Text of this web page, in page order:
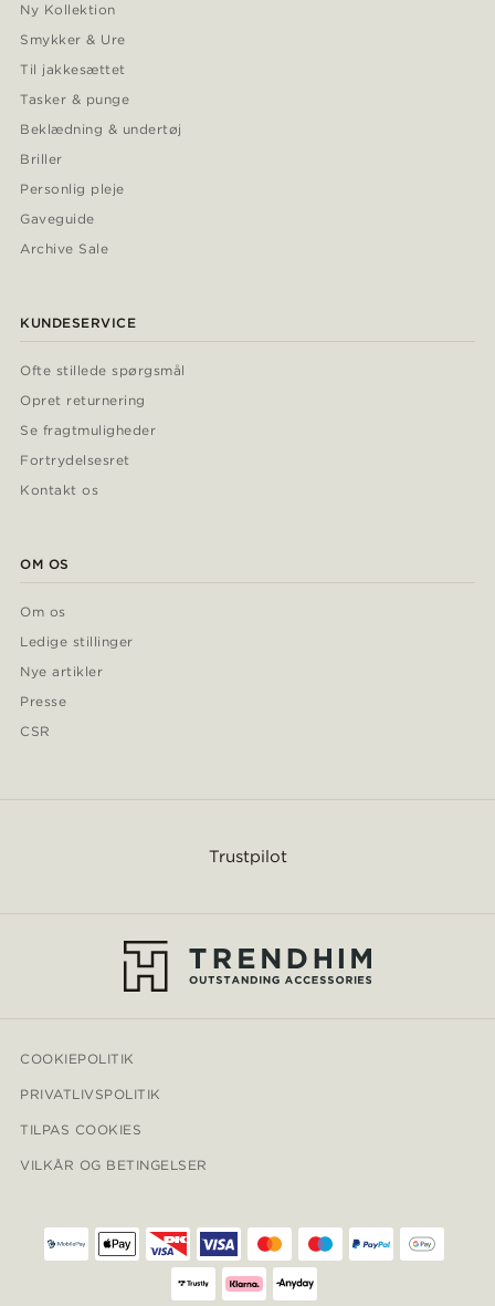
Ny Kollektion
Smykker & Ure
Til jakkesættet
Tasker & punge
Beklædning & undertøj
Briller
Personlig pleje
Gaveguide
Archive Sale
KUNDESERVICE
Ofte stillede spørgsmål
Opret returnering
Se fragtmuligheder
Fortrydelsesret
Kontakt os
OM OS
Om os
Ledige stillinger
Nye artikler
Presse
CSR
Trustpilot
COOKIEPOLITIK
PRIVATLIVSPOLITIK
TILPAS COOKIES
VILKÅR OG BETINGELSER